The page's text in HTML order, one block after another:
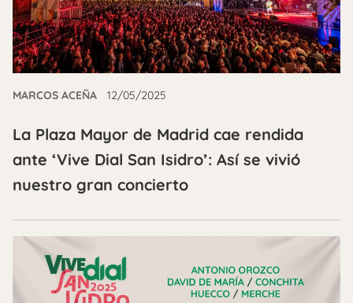
MARCOS ACEÑA 12/05/2025
La Plaza Mayor de Madrid cae rendida
ante ‘Vive Dial San Isidro’: Así se vivió
nuestro gran concierto